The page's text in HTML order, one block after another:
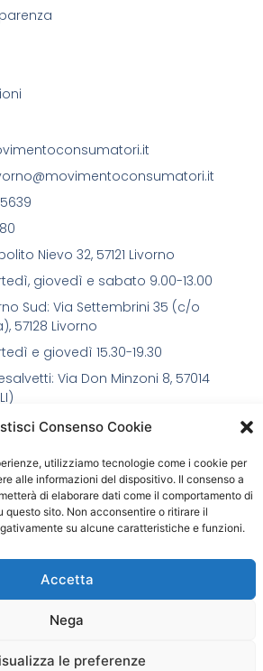
Consenso Cookie
utilizziamo tecnologie come i cookie per
alle informazioni del dispositivo. Il consenso a
di elaborare dati come il comportamento di
questo sito. Non acconsentire o ritirare il
su alcune caratteristiche e funzioni.
Accetta
Nega
le preferenze
Nievo 32, 57121 Livorno
giovedì e sabato 9.00-13.00
Sud: Via Settembrini 35 (c/o
57128 Livorno
e giovedì 15.30-19.30
Via Don Minzoni 8, 57014
17.30-19.00
All Rights Reserved.
thanks to Unsplash and Pixabay
Powered byNkey